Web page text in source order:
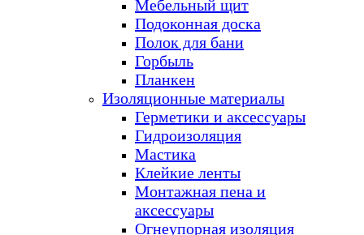
Мебельный щит
Подоконная доска
Полок для бани
Горбыль
Планкен
Изоляционные материалы
Герметики и аксессуары
Гидроизоляция
Мастика
Клейкие ленты
Монтажная пена и
аксессуары
Огнеупорная изоляция